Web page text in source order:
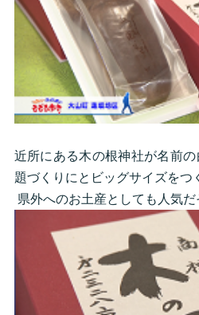
近所にある木の根神社が名前
題づくりにとビッグサイズをつ
県外へのお土産としても人気だ